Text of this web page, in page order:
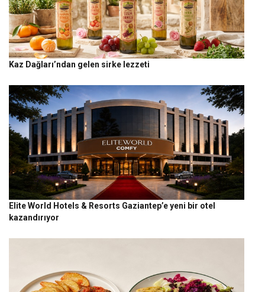
Kaz Dağları’ndan gelen sirke lezzeti
Elite World Hotels & Resorts Gaziantep’e yeni bir otel
kazandırıyor